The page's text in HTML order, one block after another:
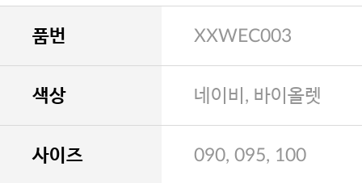
품번 XXWEC003
색상 네이비, 바이올렛
사이즈 090, 095, 100